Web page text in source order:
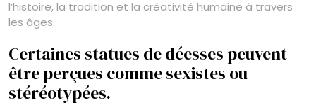
l’histoire, la tradition et la créativité humaine à travers
les âges.
Certaines statues de déesses peuvent
être perçues comme sexistes ou
stéréotypées.